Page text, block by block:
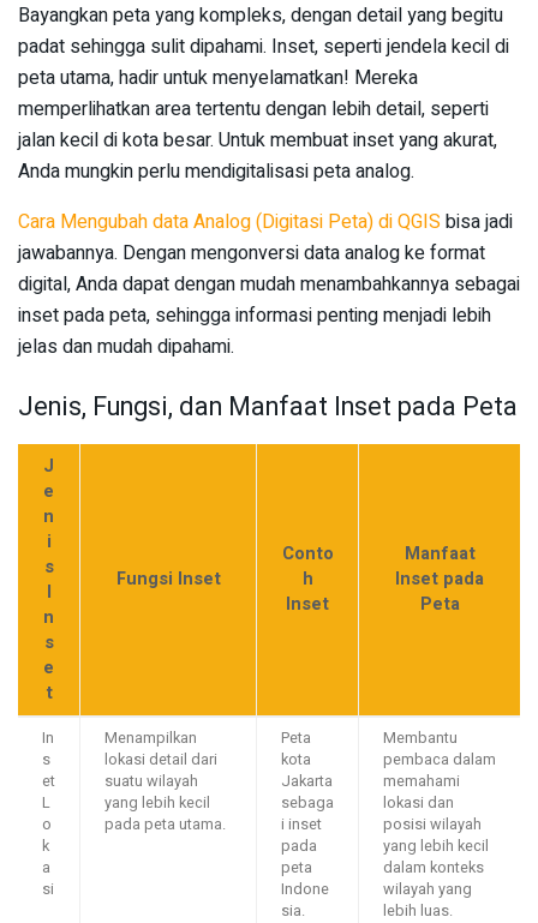
Bayangkan peta yang kompleks, dengan detail yang begitu
padat sehingga sulit dipahami. Inset, seperti jendela kecil di
peta utama, hadir untuk menyelamatkan! Mereka
memperlihatkan area tertentu dengan lebih detail, seperti
jalan kecil di kota besar. Untuk membuat inset yang akurat,
Anda mungkin perlu mendigitalisasi peta analog.
Cara Mengubah data Analog (Digitasi Peta) di QGIS bisa jadi
jawabannya. Dengan mengonversi data analog ke format
digital, Anda dapat dengan mudah menambahkannya sebagai
inset pada peta, sehingga informasi penting menjadi lebih
jelas dan mudah dipahami.
Jenis, Fungsi, dan Manfaat Inset pada Peta
J
e
n
i
s
I
n
s
e
t
Fungsi Inset
Conto
h
Inset
Manfaat
Inset pada
Peta
In
s
et
L
o
k
a
si
Menampilkan
lokasi detail dari
suatu wilayah
yang lebih kecil
pada peta utama.
Peta
kota
Jakarta
sebaga
i inset
pada
peta
Indone
sia.
Membantu
pembaca dalam
memahami
lokasi dan
posisi wilayah
yang lebih kecil
dalam konteks
wilayah yang
lebih luas.